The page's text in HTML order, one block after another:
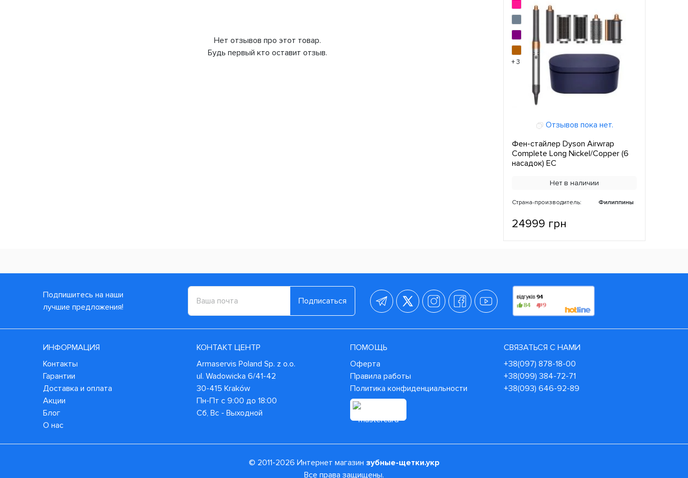
Нет отзывов про этот товар.
Будь первый кто оставит отзыв.
Отзывов пока нет.
Фен-стайлер Dyson Airwrap
Complete Long Nickel/Copper (6
насадок) ЕС
Нет в наличии
Страна-производитель: Филиппины
24999 грн
+ 3
Подпишитесь на наши
лучшие предложения!
Подписаться
ИНФОРМАЦИЯ
Контакты
Гарантии
Доставка и оплата
Акции
Блог
О нас
КОНТАКТ ЦЕНТР
Armaservis Poland Sp. z o.o.
ul. Wadowicka 6/41-42
30-415 Kraków
Пн-Пт с 9:00 до 18:00
Сб, Вс - Выходной
ПОМОЩЬ
Оферта
Правила работы
Политика конфиденциальности
СВЯЗАТЬСЯ С НАМИ
+38(097) 878-18-00
+38(099) 384-72-71
+38(093) 646-92-89
© 2011-2026 Интернет магазин зубные-щетки.укр
Все права защищены.